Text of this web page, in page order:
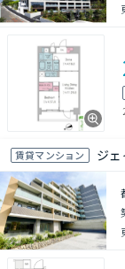
賃貸マンション ジ